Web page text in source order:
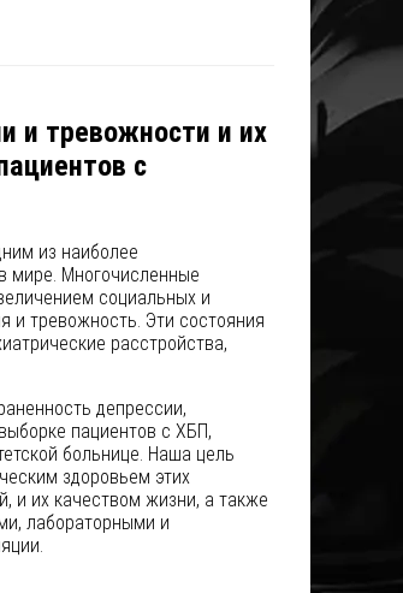
и тревожности и их
с
из наиболее
мире. Многочисленные
социальных и
и тревожность. Эти состояния
расстройства,
депрессии,
пациентов с ХБП,
больнице. Наша цель
здоровьем этих
и их качеством жизни, а также
лабораторными и